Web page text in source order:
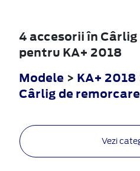
4 accesorii în
pentru KA+ 2018
Modele > KA+ 2018
Cârlig de remorcare
Vezi